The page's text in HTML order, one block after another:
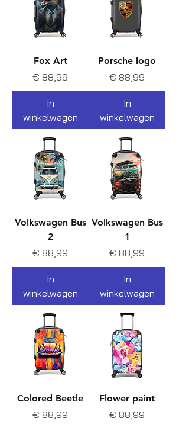
Fox Art
Prijs
€ 88,99
In
winkelwagen
Porsche logo
Prijs
€ 88,99
In
winkelwagen
Volkswagen Bus
2
Prijs
€ 88,99
In
winkelwagen
Volkswagen Bus
1
Prijs
€ 88,99
In
winkelwagen
Colored Beetle
Prijs
€ 88,99
Flower paint
Prijs
€ 88,99